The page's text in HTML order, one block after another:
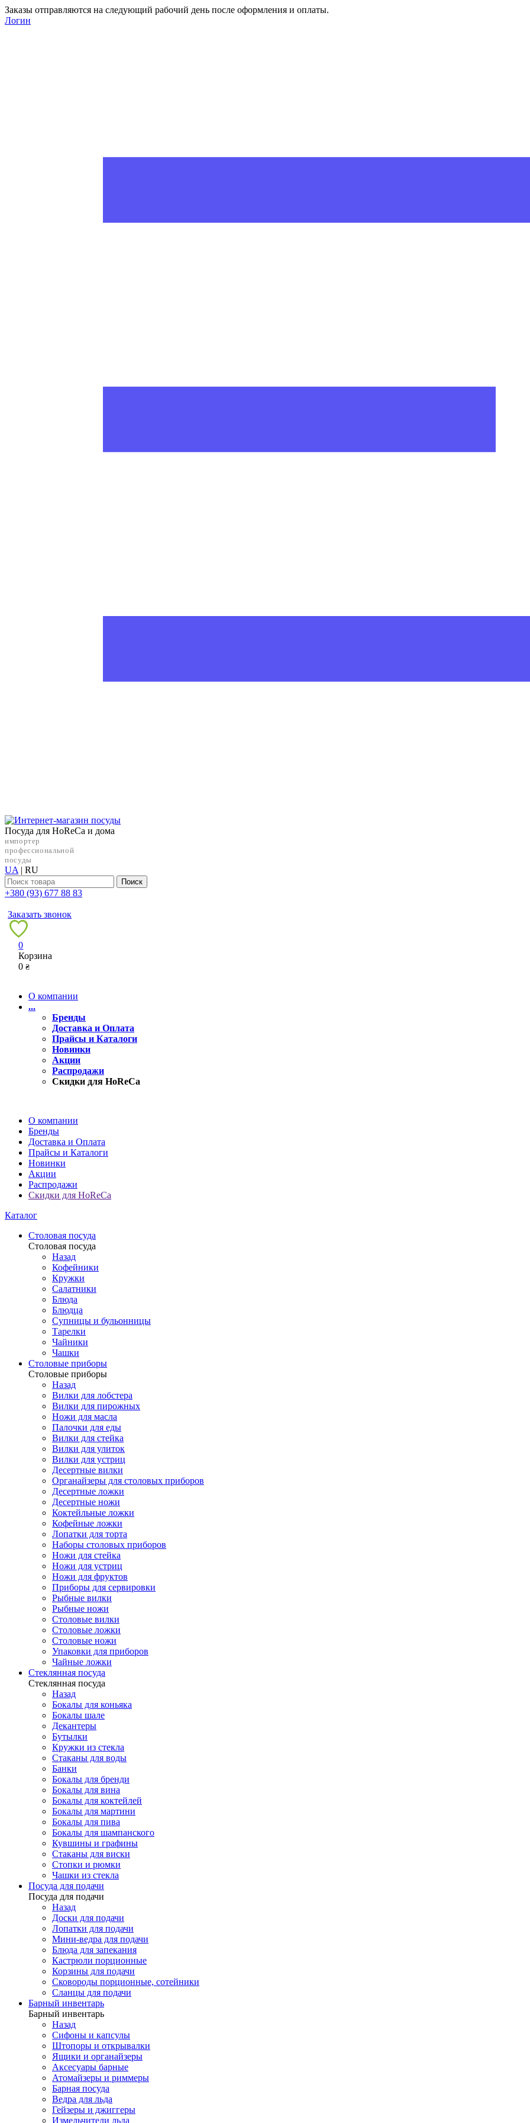
Заказы отправляются на следующий рабочий день после оформления и оплаты.
Логин
Посуда для HoReCa и дома
импортер
профессиональной
посуды
UA | RU
Поиск
+38‎0 (93) 677 88 83
Заказать звонок
0
Корзина
0₴
О компании
...
Бренды
Доставка и Оплата
Прайсы и Каталоги
Новинки
Акции
Распродажи
Скидки для HoReCa
О компании
Бренды
Доставка и Оплата
Прайсы и Каталоги
Новинки
Акции
Распродажи
Скидки для HoReCa
Каталог
Столовая посуда
Столовая посуда
Назад
Кофейники
Кружки
Салатники
Блюда
Блюдца
Супницы и бульонницы
Тарелки
Чайники
Чашки
Cтоловые приборы
Cтоловые приборы
Назад
Вилки для лобстера
Вилки для пирожных
Ножи для масла
Палочки для еды
Вилки для стейка
Вилки для улиток
Вилки для устриц
Десертные вилки
Органайзеры для столовых приборов
Десертные ложки
Десертные ножи
Коктейльные ложки
Кофейные ложки
Лопатки для торта
Наборы столовых приборов
Ножи для стейка
Ножи для устриц
Ножи для фруктов
Приборы для сервировки
Рыбные вилки
Рыбные ножи
Столовые вилки
Столовые ложки
Столовые ножи
Упаковки для приборов
Чайные ложки
Стеклянная посуда
Стеклянная посуда
Назад
Бокалы для коньяка
Бокалы шале
Декантеры
Бутылки
Кружки из стекла
Стаканы для воды
Банки
Бокалы для бренди
Бокалы для вина
Бокалы для коктейлей
Бокалы для мартини
Бокалы для пива
Бокалы для шампанского
Кувшины и графины
Стаканы для виски
Стопки и рюмки
Чашки из стекла
Посуда для подачи
Посуда для подачи
Назад
Доски для подачи
Лопатки для подачи
Мини-ведра для подачи
Блюда для запекания
Кастрюли порционные
Корзины для подачи
Сковороды порционные, сотейники
Сланцы для подачи
Барный инвентарь
Барный инвентарь
Назад
Сифоны и капсулы
Штопоры и открывалки
Ящики и органайзеры
Аксесуары барные
Атомайзеры и риммеры
Барная посуда
Ведра для льда
Гейзеры и джиггеры
Измельчители льда